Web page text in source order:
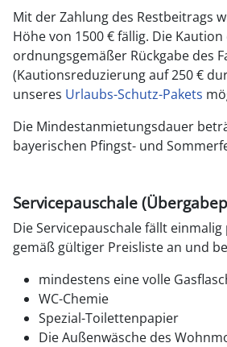
Mit der Zahlung des Restbeitrags
Höhe von 1500 € fällig. Die
ordnungsgemäßer Rückgabe des
(Kautionsreduzierung auf 250 €
unseres Urlaubs-Schutz-Pakets
Die Mindestanmietungsdauer
bayerischen Pfingst- und
Servicepauschale
Die Servicepauschale fällt
gemäß gültiger Preisliste an und
mindestens eine volle
WC-Chemie
Spezial-Toilettenpapier
Die Außenwäsche des